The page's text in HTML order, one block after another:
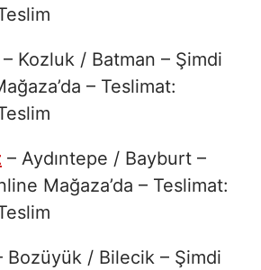
– Kozluk / Batman – Şimdi
– Teslimat:
– Aydıntepe / Bayburt –
Mağaza’da – Teslimat:
Bozüyük / Bilecik – Şimdi